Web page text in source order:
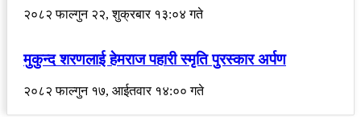
२०८२ फाल्गुन २२, शुक्रबार १३:०४ गते
मुकुन्द शरणलाई हेमराज पहारी स्मृति पुरस्कार अर्पण
२०८२ फाल्गुन १७, आईतवार १४:०० गते